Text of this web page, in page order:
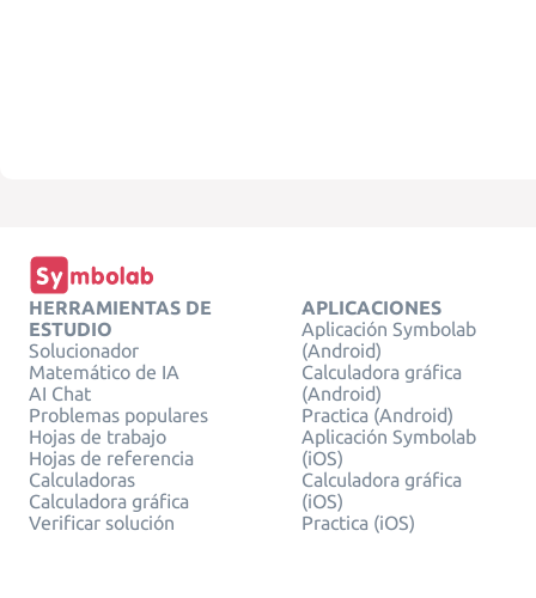
HERRAMIENTAS DE
ESTUDIO
Solucionador
Matemático de IA
AI Chat
Problemas populares
Hojas de trabajo
Hojas de referencia
Calculadoras
Calculadora gráfica
Verificar solución
APLICACIONES
Aplicación Symbolab
(Android)
Calculadora gráfica
(Android)
Practica (Android)
Aplicación Symbolab
(iOS)
Calculadora gráfica
(iOS)
Practica (iOS)